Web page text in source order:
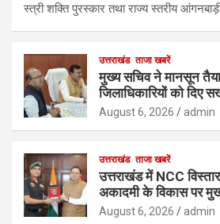
स्त्री शक्ति पुरस्कार तथा राज्य स्तरीय आंगनबाड़ी
उत्तराखंड ताजा खबरें
मुख्य सचिव ने मानसून
जिलाधिकारियों को दिए
August 6, 2026 admin
उत्तराखंड ताजा खबरें
उत्तराखंड में NCC
अकादमी के विकास पर
August 6, 2026 admin